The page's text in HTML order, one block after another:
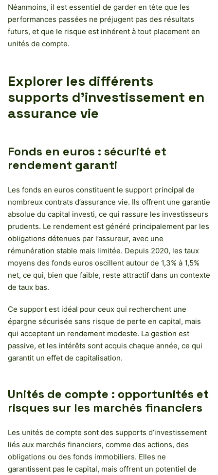
Néanmoins, il est essentiel de garder en tête que les
performances passées ne préjugent pas des résultats
futurs, et que le risque est inhérent à tout placement en
unités de compte.
Explorer les différents
supports d’investissement en
assurance vie
Fonds en euros : sécurité et
rendement garanti
Les fonds en euros constituent le support principal de
nombreux contrats d’assurance vie. Ils offrent une garantie
absolue du capital investi, ce qui rassure les investisseurs
prudents. Le rendement est généré principalement par les
obligations détenues par l’assureur, avec une
rémunération stable mais limitée. Depuis 2020, les taux
moyens des fonds euros oscillent autour de 1,3% à 1,5%
net, ce qui, bien que faible, reste attractif dans un contexte
de taux bas.
Ce support est idéal pour ceux qui recherchent une
épargne sécurisée sans risque de perte en capital, mais
qui acceptent un rendement modeste. La gestion est
passive, et les intérêts sont acquis chaque année, ce qui
garantit un effet de capitalisation.
Unités de compte : opportunités et
risques sur les marchés financiers
Les unités de compte sont des supports d’investissement
liés aux marchés financiers, comme des actions, des
obligations ou des fonds immobiliers. Elles ne
garantissent pas le capital, mais offrent un potentiel de